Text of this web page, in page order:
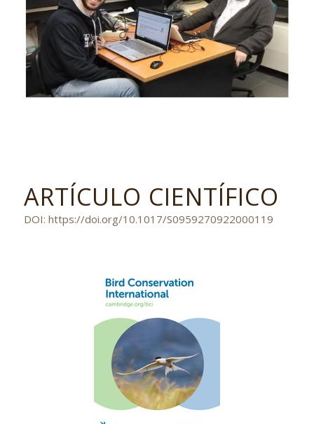
ARTÍCULO CIENTÍFICO
DOI: https://doi.org/10.1017/S0959270922000119